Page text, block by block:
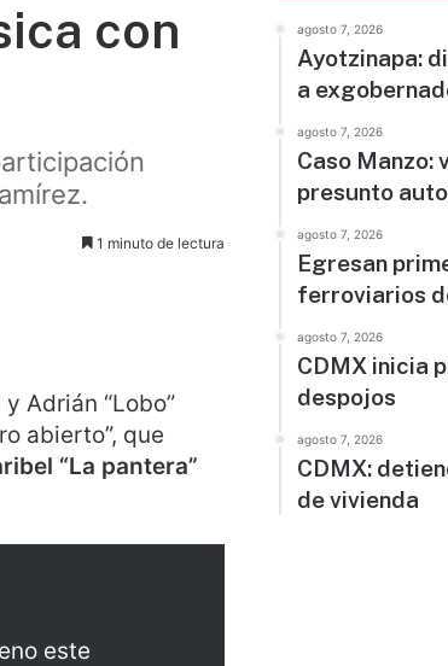
con
1 minuto de lectura
y Adrián “Lobo”
abierto”, que
“La pantera”
este
agosto 7, 2026
Ayotzinapa:
a
agosto 7, 2026
Caso Manzo:
presunto
agosto 7, 2026
Egresan
ferroviarios
agosto 7, 2026
CDMX inicia
despojos
agosto 7, 2026
CDMX:
de vivienda